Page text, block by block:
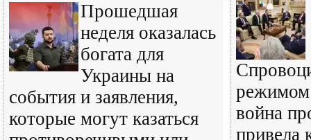
Прошедшая
неделя оказалась
богата для
Украины на
события и заявления,
которые могут казаться
режимом
война
привела